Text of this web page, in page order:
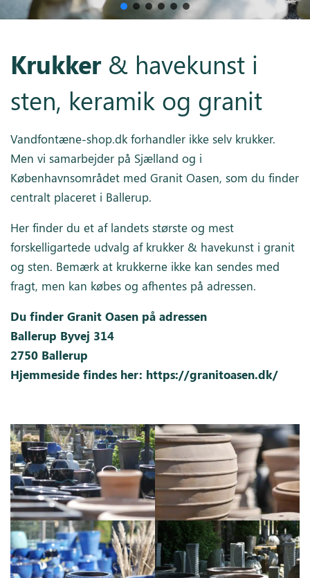
Krukker & havekunst i
sten, keramik og granit
Vandfontæne-shop.dk forhandler ikke selv krukker.
Men vi samarbejder på Sjælland og i
Københavnsområdet med Granit Oasen, som du finder
centralt placeret i Ballerup.
Her finder du et af landets største og mest
forskelligartede udvalg af krukker & havekunst i granit
og sten. Bemærk at krukkerne ikke kan sendes med
fragt, men kan købes og afhentes på adressen.
Du finder Granit Oasen på adressen
Ballerup Byvej 314
2750 Ballerup
Hjemmeside findes her: https://granitoasen.dk/
Galleri